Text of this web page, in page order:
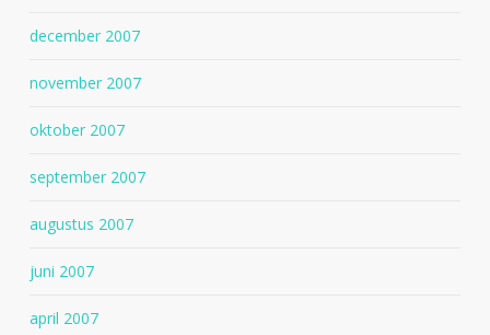
december 2007
november 2007
oktober 2007
september 2007
augustus 2007
juni 2007
april 2007